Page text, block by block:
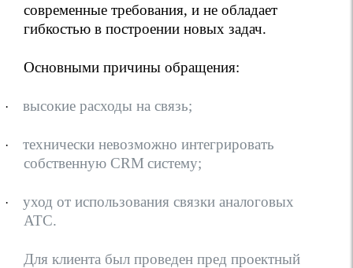
современные требования, и не обладает
гибкостью в построении новых задач.
Основными причины обращения:
· высокие расходы на связь;
·
технически невозможно интегрировать
собственную CRM систему;
·
уход от использования связки аналоговых
АТС.
Для клиента был проведен пред проектный